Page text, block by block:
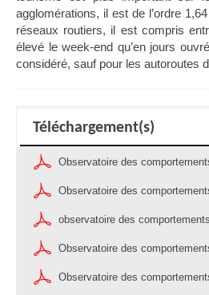
agglomérations, il est de l’ordre
réseaux routiers, il est compris
élevé le week-end qu’en jours
considéré, sauf pour les autoroutes
Téléchargement(s)
Observatoire des
Observatoire des
observatoire des
Observatoire des
Observatoire des